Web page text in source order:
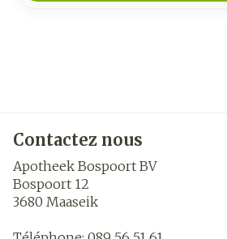
Contactez nous
Apotheek Bospoort BV
Bospoort 12
3680 Maaseik